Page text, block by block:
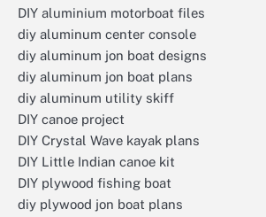
DIY aluminium motorboat files
diy aluminum center console
diy aluminum jon boat designs
diy aluminum jon boat plans
diy aluminum utility skiff
DIY canoe project
DIY Crystal Wave kayak plans
DIY Little Indian canoe kit
DIY plywood fishing boat
diy plywood jon boat plans